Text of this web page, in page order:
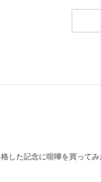
た記念に喧嘩を買って